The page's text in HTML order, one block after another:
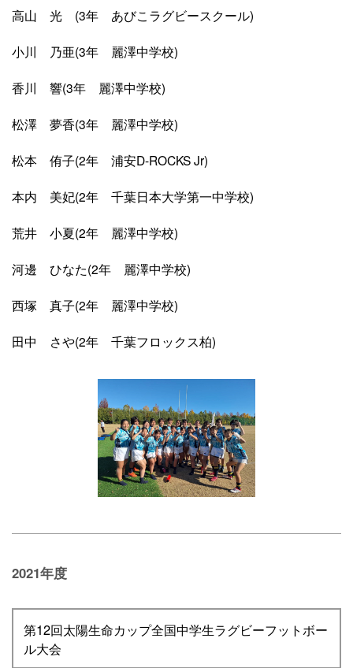
高山 光 (3年 あびこラグビースクール)
小川 乃亜(3年 麗澤中学校)
香川 響(3年 麗澤中学校)
松澤 夢香(3年 麗澤中学校)
松本 侑子(2年 浦安D-ROCKS Jr)
本内 美妃(2年 千葉日本大学第一中学校)
荒井 小夏(2年 麗澤中学校)
河邊 ひなた(2年 麗澤中学校)
西塚 真子(2年 麗澤中学校)
田中 さや(2年 千葉フロックス柏)
2021年度
第12回太陽生命カップ全国中学生ラグビーフットボー
ル大会